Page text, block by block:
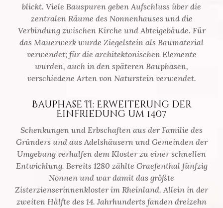
blickt. Viele Bauspuren geben Aufschluss über die
zentralen Räume des Nonnenhauses und die
Verbindung zwischen Kirche und Abteigebäude. Für
das Mauerwerk wurde Ziegelstein als Baumaterial
verwendet; für die architektonischen Elemente
wurden, auch in den späteren Bauphasen,
verschiedene Arten von Naturstein verwendet.
Bauphase II: Erweiterung der
Einfriedung um 1407
Schenkungen und Erbschaften aus der Familie des
Gründers und aus Adelshäusern und Gemeinden der
Umgebung verhalfen dem Kloster zu einer schnellen
Entwicklung. Bereits 1280 zählte Graefenthal fünfzig
Nonnen und war damit das größte
Zisterzienserinnenkloster im Rheinland. Allein in der
zweiten Hälfte des 14. Jahrhunderts fanden dreizehn